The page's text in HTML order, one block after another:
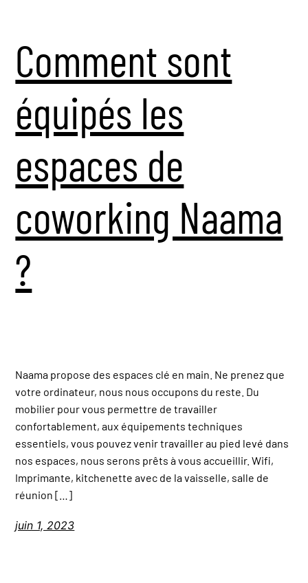
Comment sont
équipés les
espaces de
coworking Naama
?
Naama propose des espaces clé en main. Ne prenez que
votre ordinateur, nous nous occupons du reste. Du
mobilier pour vous permettre de travailler
confortablement, aux équipements techniques
essentiels, vous pouvez venir travailler au pied levé dans
nos espaces, nous serons prêts à vous accueillir. Wifi,
Imprimante, kitchenette avec de la vaisselle, salle de
réunion […]
juin 1, 2023